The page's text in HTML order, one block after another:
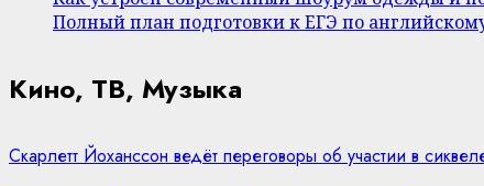
Полный план подготовки к ЕГЭ по
Кино, ТВ, Музыка
Скарлетт Йоханссон ведёт переговоры об участии в